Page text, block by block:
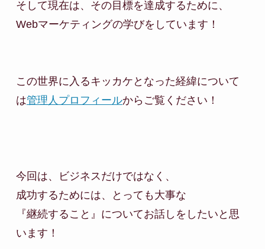
そして現在は、その目標を達成するために、
Webマーケティングの学びをしています！
この世界に入るキッカケとなった経緯について
は管理人プロフィールからご覧ください！
今回は、ビジネスだけではなく、
成功するためには、とっても大事な
『継続すること』についてお話しをしたいと思
います！